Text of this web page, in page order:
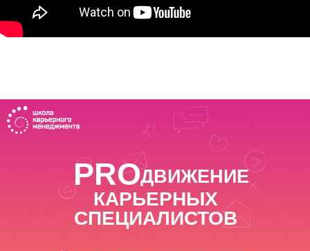
PRO
КАРЬЕРНЫХ
СПЕЦИАЛИСТОВ
ДВИЖЕНИЕ